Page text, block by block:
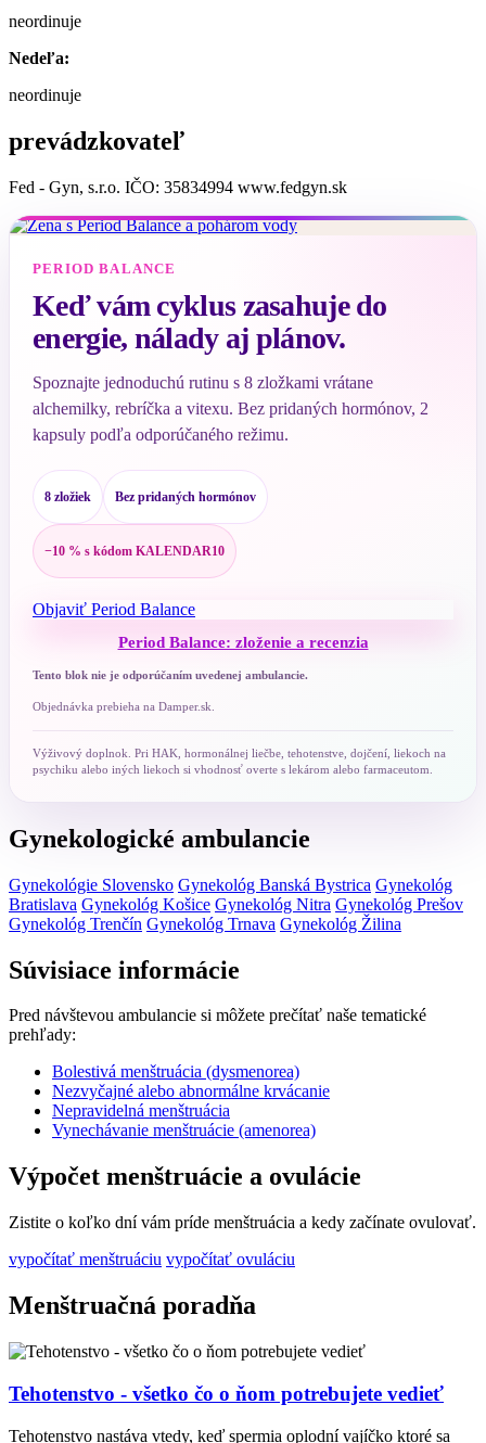
neordinuje
Nedeľa:
neordinuje
prevádzkovateľ
Fed - Gyn, s.r.o. IČO: 35834994 www.fedgyn.sk
PERIOD BALANCE
Keď vám cyklus zasahuje do
energie, nálady aj plánov.
Spoznajte jednoduchú rutinu s 8 zložkami vrátane
alchemilky, rebríčka a vitexu. Bez pridaných hormónov, 2
kapsuly podľa odporúčaného režimu.
8 zložiek Bez pridaných hormónov
−10 % s kódom KALENDAR10
Objaviť Period Balance
Period Balance: zloženie a recenzia
Tento blok nie je odporúčaním uvedenej ambulancie.
Objednávka prebieha na Damper.sk.
Výživový doplnok. Pri HAK, hormonálnej liečbe, tehotenstve, dojčení, liekoch na
psychiku alebo iných liekoch si vhodnosť overte s lekárom alebo farmaceutom.
Gynekologické ambulancie
Gynekológie Slovensko Gynekológ Banská Bystrica Gynekológ
Bratislava Gynekológ Košice Gynekológ Nitra Gynekológ Prešov
Gynekológ Trenčín Gynekológ Trnava Gynekológ Žilina
Súvisiace informácie
Pred návštevou ambulancie si môžete prečítať naše tematické
prehľady:
Bolestivá menštruácia (dysmenorea)
Nezvyčajné alebo abnormálne krvácanie
Nepravidelná menštruácia
Vynechávanie menštruácie (amenorea)
Výpočet menštruácie a ovulácie
Zistite o koľko dní vám príde menštruácia a kedy začínate ovulovať.
vypočítať menštruáciu vypočítať ovuláciu
Menštruačná poradňa
Tehotenstvo - všetko čo o ňom potrebujete vedieť
Tehotenstvo nastáva vtedy, keď spermia oplodní vajíčko ktoré sa